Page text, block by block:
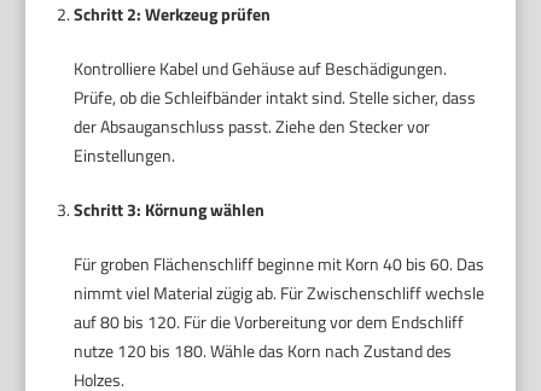
Schritt 2: Werkzeug prüfen
Kontrolliere Kabel und Gehäuse auf Beschädigungen.
Prüfe, ob die Schleifbänder intakt sind. Stelle sicher, dass
der Absauganschluss passt. Ziehe den Stecker vor
Einstellungen.
Schritt 3: Körnung wählen
Für groben Flächenschliff beginne mit Korn 40 bis 60. Das
nimmt viel Material zügig ab. Für Zwischenschliff wechsle
auf 80 bis 120. Für die Vorbereitung vor dem Endschliff
nutze 120 bis 180. Wähle das Korn nach Zustand des
Holzes.